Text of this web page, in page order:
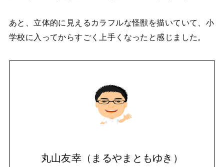
あと、立体的に見えるカラフルな怪獣を描いていて、小
学校に入ってからすごく上手くなったと感じました。
丸山友幸（まるやまともゆき）